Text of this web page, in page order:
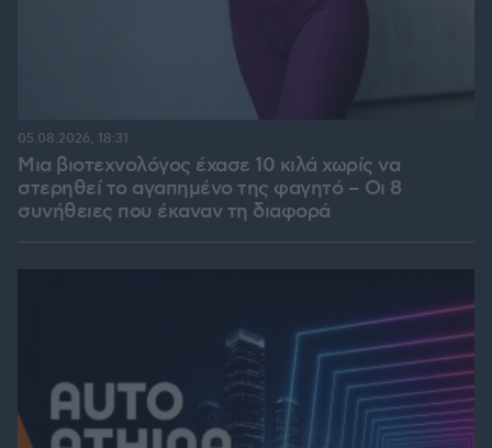
Μια βιοτεχνολόγος έχασε 10 κιλά χωρίς να
στερηθεί το αγαπημένο της φαγητό – Οι 8
συνήθειες που έκαναν τη διαφορά
05.08.2026, 18:31